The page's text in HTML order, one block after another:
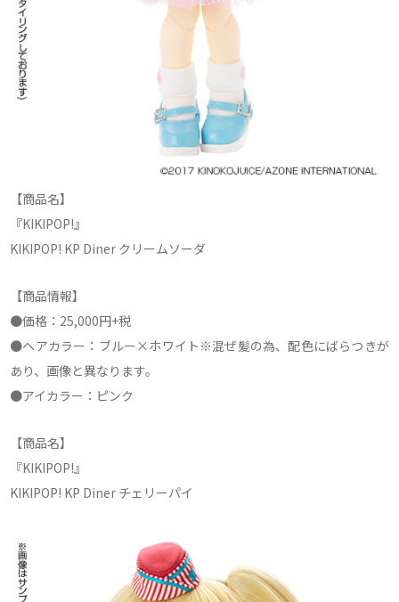
【商品名】
『KIKIPOP!』
KIKIPOP! KP Diner クリームソーダ
【商品情報】
●価格：25,000円+税
●ヘアカラー：ブルー×ホワイト※混ぜ髪の為、配色にばらつきが
あり、画像と異なります。
●アイカラー：ピンク
【商品名】
『KIKIPOP!』
KIKIPOP! KP Diner チェリーパイ